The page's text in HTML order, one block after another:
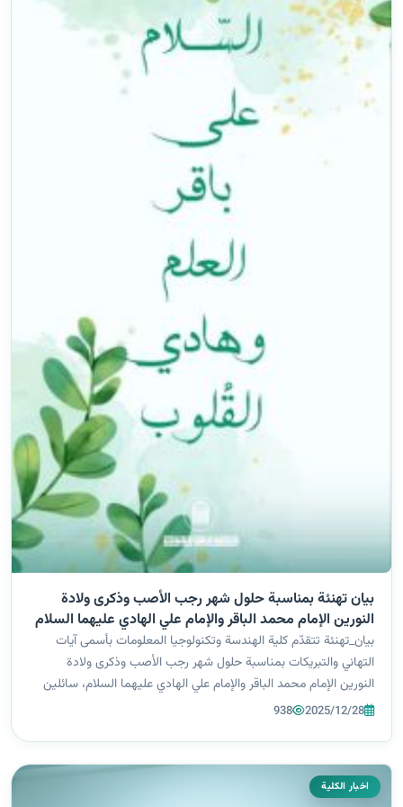
بيان تهنئة بمناسبة حلول شهر رجب الأصب وذكرى ولادة
النورين الإمام محمد الباقر والإمام علي الهادي عليهما السلام
بيان_تهنئة تتقدّم كلية الهندسة وتكنولوجيا المعلومات بأسمى آيات
التهاني والتبريكات بمناسبة حلول شهر رجب الأصب وذكرى ولادة
النورين الإمام محمد الباقر والإمام علي الهادي عليهما السلام، سائلين
الله أن يعيد هذه المناسبة المباركة على الجميع بالخير والبركات. وبهذه
2025/12/28
938
اخبار الكلية